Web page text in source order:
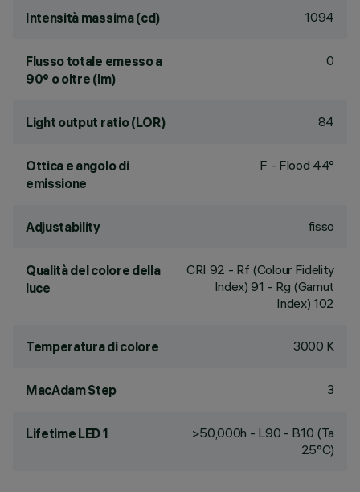
Intensità massima (cd) 1094
Flusso totale emesso a
90° o oltre (lm)
0
Light output ratio (LOR) 84
Ottica e angolo di
emissione
F - Flood 44°
Adjustability fisso
Qualità del colore della
luce
CRI 92 - Rf (Colour Fidelity
Index) 91 - Rg (Gamut
Index) 102
Temperatura di colore 3000 K
MacAdam Step 3
Lifetime LED 1
>50,000h - L90 - B10 (Ta
25°C)